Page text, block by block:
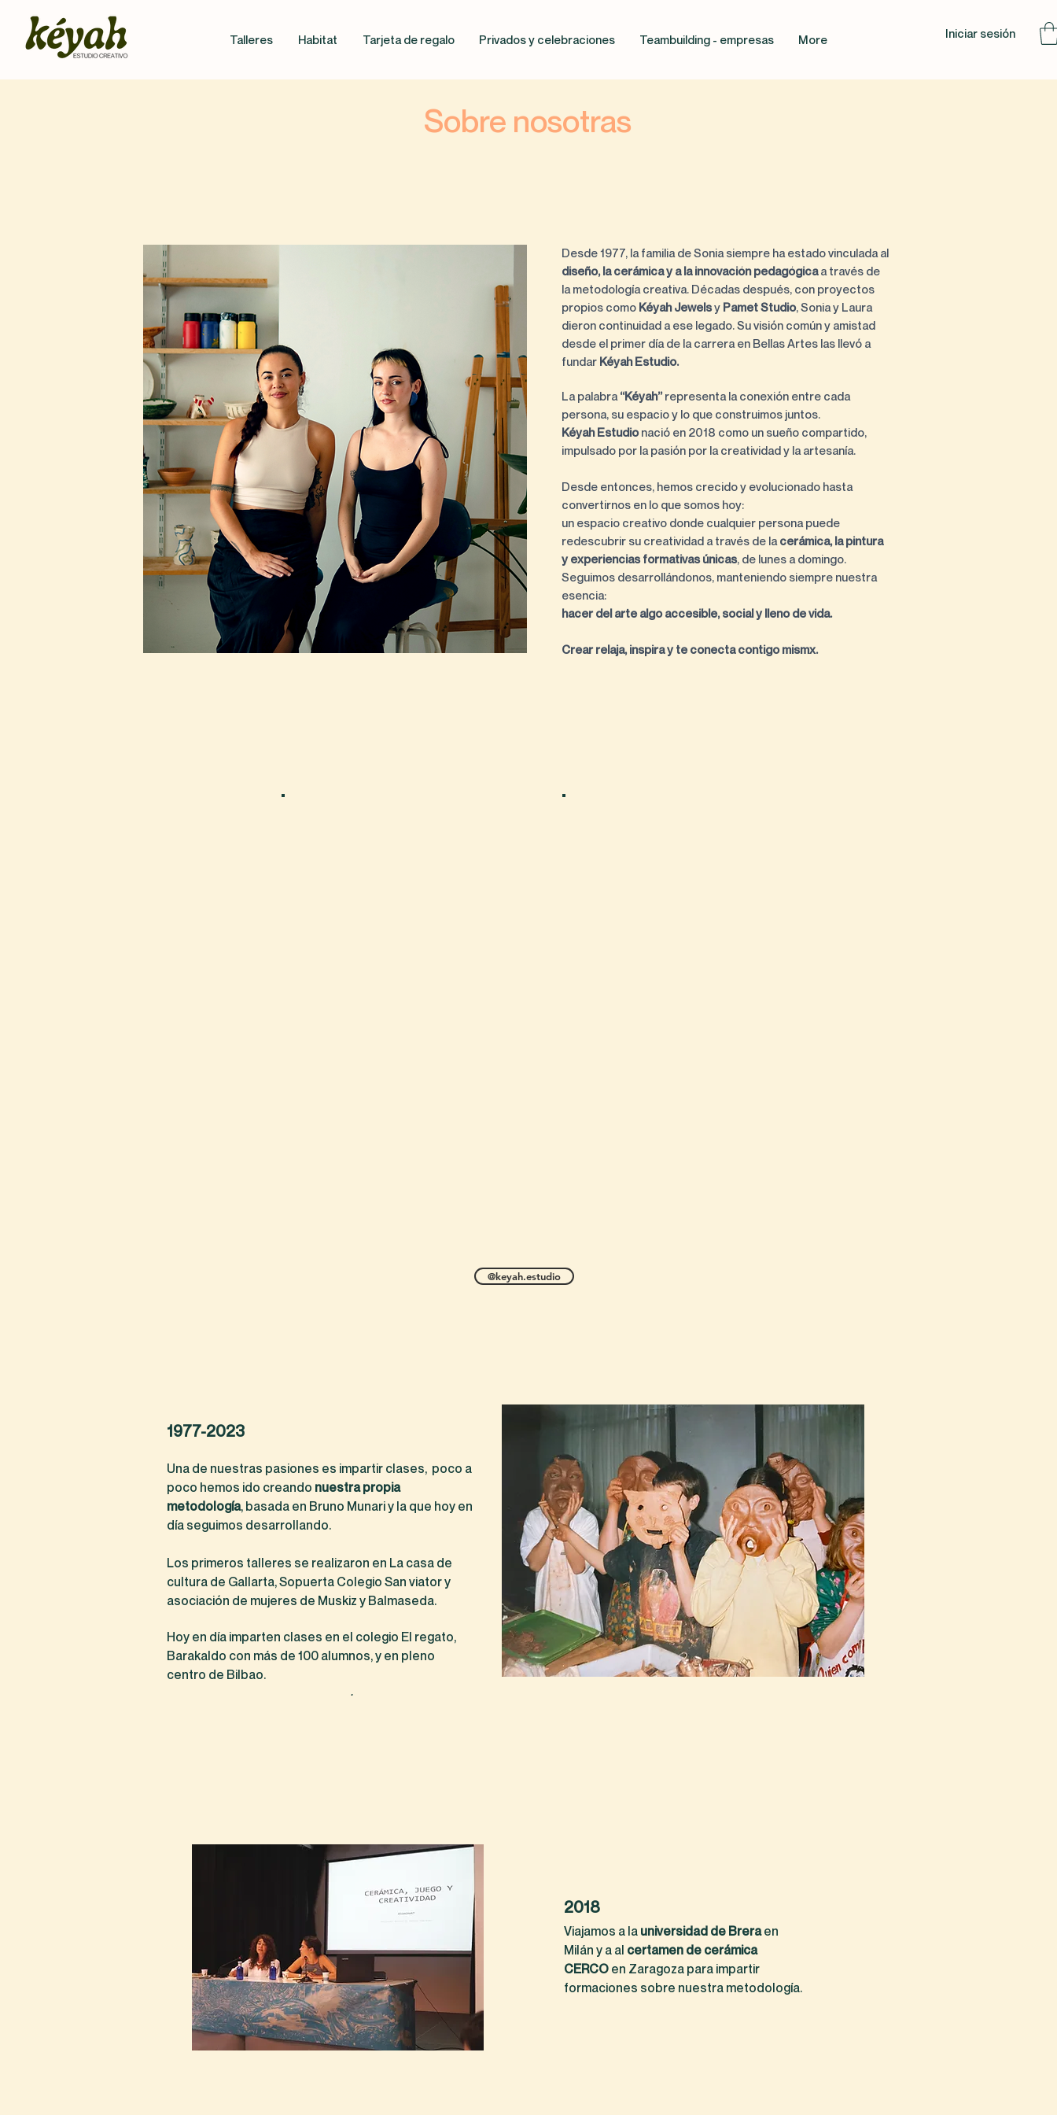
Talleres Habitat Tarjeta de regalo Privados y celebraciones Teambuilding - empresas More Iniciar sesión
Sobre nosotras
Desde 1977, la familia de Sonia siempre ha estado vinculada al
diseño, la cerámica y a la innovación pedagógicaa través de
la metodología creativa. Décadas después, con proyectos
propios como Kéyah Jewelsy Pamet Studio, Sonia y Laura
dieron continuidad a ese legado. Su visión común y amistad
desde el primer día de la carrera en Bellas Artes las llevó a
fundar Kéyah Estudio.
La palabra “Kéyah”representa la conexión entre cada
persona, su espacio y lo que construimos juntos.
Kéyah Estudionació en 2018 como un sueño compartido,
impulsado por la pasión por la creatividad y la artesanía.
Desde entonces, hemos crecido y evolucionado hasta
convertirnos en lo que somos hoy:
un espacio creativo donde cualquier persona puede
redescubrir su creatividad a través de la cerámica, la pintura
y experiencias formativas únicas, de lunes a domingo.
Seguimos desarrollándonos, manteniendo siempre nuestra
esencia:
hacer del arte algo accesible, social y lleno de vida.
Crear relaja, inspira y te conecta contigo mismx.
@keyah.estudio
1977-2023
Una de nuestras pasiones es impartir clases, poco a
poco hemos ido creando nuestra propia
metodología, basada en Bruno Munari y la que hoy en
día seguimos desarrollando.
Los primeros talleres se realizaron en La casa de
cultura de Gallarta, Sopuerta Colegio San viator y
asociación de mujeres de Muskiz y Balmaseda.
Hoy en día imparten clases en el colegio El regato,
Barakaldo con más de 100 alumnos, y en pleno
centro de Bilbao.
.
2018
Viajamos a la universidad de Breraen
Milán y a al certamen de cerámica
CERCO en Zaragoza para impartir
formaciones sobre nuestra metodología.